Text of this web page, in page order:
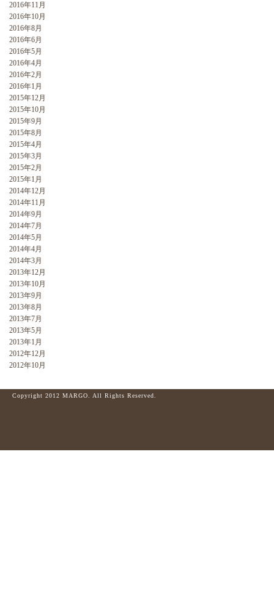
2016年11月
2016年10月
2016年8月
2016年6月
2016年5月
2016年4月
2016年2月
2016年1月
2015年12月
2015年10月
2015年9月
2015年8月
2015年4月
2015年3月
2015年2月
2015年1月
2014年12月
2014年11月
2014年9月
2014年7月
2014年5月
2014年4月
2014年3月
2013年12月
2013年10月
2013年9月
2013年8月
2013年7月
2013年5月
2013年1月
2012年12月
2012年10月
Copyright 2012 MARGO. All Rights Reserved.